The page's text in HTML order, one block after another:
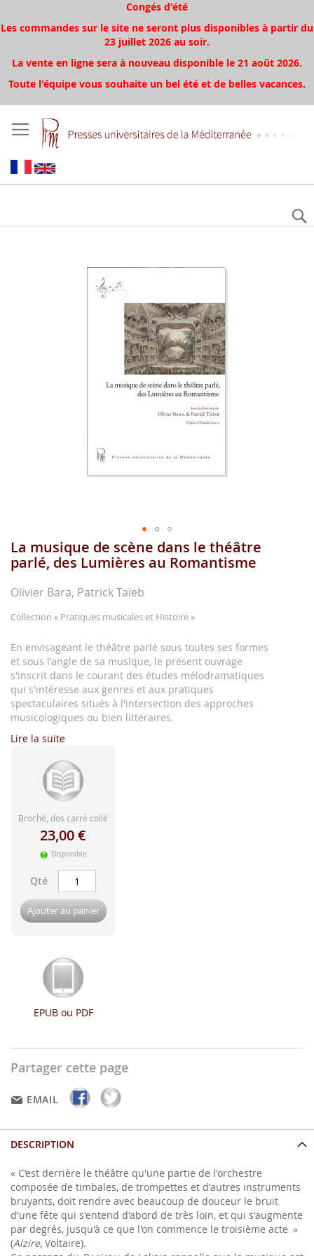
Congés d'été
Les commandes sur le site ne seront plus disponibles à partir du
23 juillet 2026 au soir.
La vente en ligne sera à nouveau disponible le 21 août 2026.
Toute l'équipe vous souhaite un bel été et de belles vacances.
Aller
au
début
de
gallerie
La musique de scène dans le théâtre
parlé, des Lumières au Romantisme
Olivier Bara, Patrick Taïeb
Collection « Pratiques musicales et Histoire »
En envisageant le théâtre parlé sous toutes ses formes
et sous l'angle de sa musique, le présent ouvrage
s'inscrit dans le courant des études mélodramatiques
qui s'intéresse aux genres et aux pratiques
spectaculaires situés à l'intersection des approches
musicologiques ou bien littéraires.
Lire la suite
Broché, dos carré collé
23,00 €
Disponible
Qté
Ajouter au panier
EPUB ou PDF
Partager cette page
EMAIL
DESCRIPTION
« C’est derrière le théâtre qu'une partie de l'orchestre
composée de timbales, de trompettes et d'autres instruments
bruyants, doit rendre avec beaucoup de douceur le bruit
d'une fête qui s'entend d'abord de très loin, et qui s'augmente
par degrés, jusqu'à ce que l'on commence le troisième acte »
(Alzire, Voltaire).